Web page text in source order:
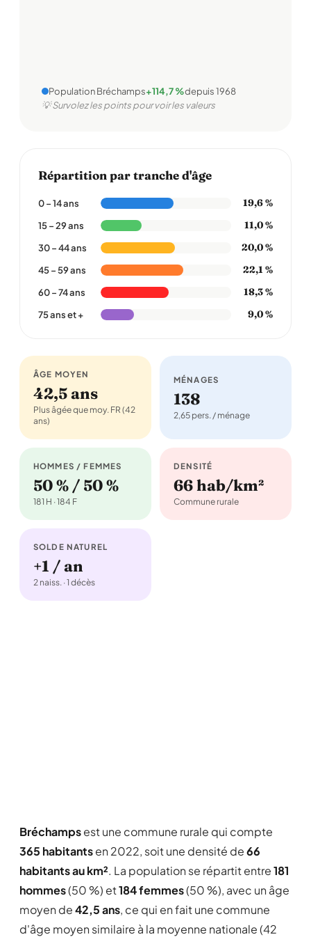
Population Bréchamps+114,7 %depuis 1968
💡 Survolez les points pour voir les valeurs
Répartition par tranche d'âge
0 – 14 ans 19,6 %
15 – 29 ans 11,0 %
30 – 44 ans 20,0 %
45 – 59 ans 22,1 %
60 – 74 ans 18,3 %
75 ans et + 9,0 %
ÂGE MOYEN
42,5 ans
Plus âgée que moy. FR (42
ans)
MÉNAGES
138
2,65 pers. / ménage
HOMMES / FEMMES
50 % / 50 %
181 H · 184 F
DENSITÉ
66 hab/km²
Commune rurale
SOLDE NATUREL
+1 / an
2 naiss. · 1 décès
Bréchampsest une commune rurale qui compte
365 habitantsen 2022, soit une densité de66
habitants au km². La population se répartit entre181
hommes(50 %) et184 femmes(50 %), avec un âge
moyen de42,5 ans, ce qui en fait une commune
d'âge moyen similaire à la moyenne nationale (42